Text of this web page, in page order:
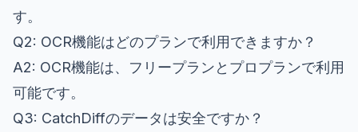
す。
Q2: OCR機能はどのプランで利用できますか？
A2: OCR機能は、フリープランとプロプランで利用
可能です。
Q3: CatchDiffのデータは安全ですか？